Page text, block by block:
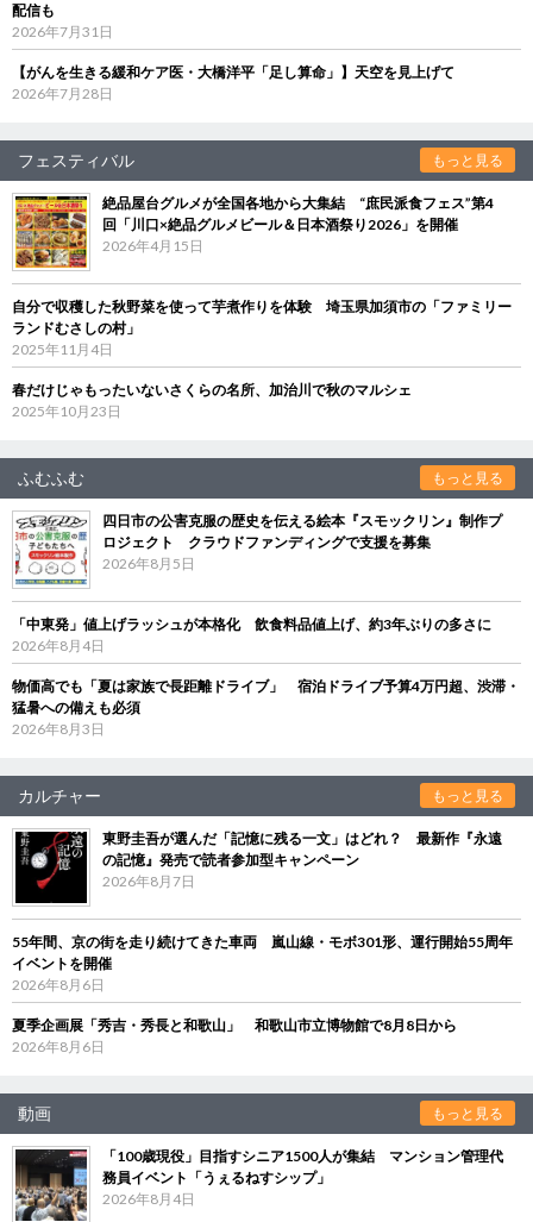
配信も
2026年7月31日
【がんを生きる緩和ケア医・大橋洋平「足し算命」】天空を見上げて
2026年7月28日
フェスティバル もっと見る
絶品屋台グルメが全国各地から大集結 “庶民派食フェス”第4
回「川口×絶品グルメビール＆日本酒祭り2026」を開催
2026年4月15日
自分で収穫した秋野菜を使って芋煮作りを体験 埼玉県加須市の「ファミリー
ランドむさしの村」
2025年11月4日
春だけじゃもったいないさくらの名所、加治川で秋のマルシェ
2025年10月23日
ふむふむ もっと見る
四日市の公害克服の歴史を伝える絵本『スモックリン』制作プ
ロジェクト クラウドファンディングで支援を募集
2026年8月5日
「中東発」値上げラッシュが本格化 飲食料品値上げ、約3年ぶりの多さに
2026年8月4日
物価高でも「夏は家族で長距離ドライブ」 宿泊ドライブ予算4万円超、渋滞・
猛暑への備えも必須
2026年8月3日
カルチャー もっと見る
東野圭吾が選んだ「記憶に残る一文」はどれ？ 最新作『永遠
の記憶』発売で読者参加型キャンペーン
2026年8月7日
55年間、京の街を走り続けてきた車両 嵐山線・モボ301形、運行開始55周年
イベントを開催
2026年8月6日
夏季企画展「秀吉・秀長と和歌山」 和歌山市立博物館で8月8日から
2026年8月6日
動画 もっと見る
「100歳現役」目指すシニア1500人が集結 マンション管理代
務員イベント「うぇるねすシップ」
2026年8月4日